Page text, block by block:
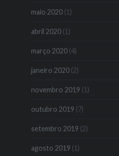
maio 2020(1)
abril 2020(1)
março 2020(4)
janeiro 2020(2)
novembro 2019 (1)
outubro 2019 (7)
setembro 2019 (2)
agosto 2019 (1)